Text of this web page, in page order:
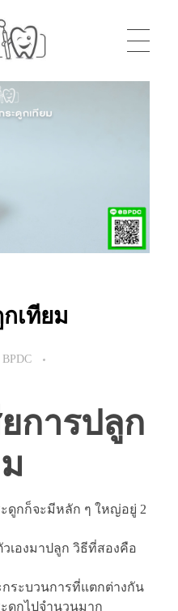
เทียม
การปลูก
ดูกก็จะมีหลัก ๆ ใหญ่อยู่ 2
เองมาปลูก วิธีที่สองคือ
ระบวนการที่แตกต่างกัน
ดูกไปจำนวนมาก